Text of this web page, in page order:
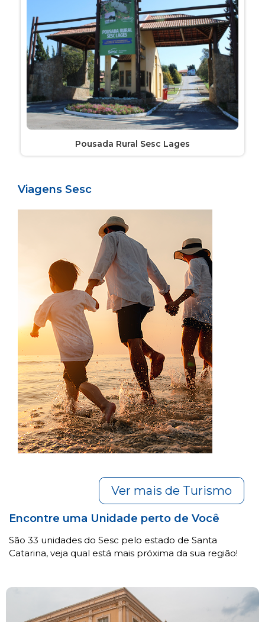
Pousada Rural Sesc Lages
Viagens Sesc
Ver mais de Turismo
Encontre uma Unidade perto de Você
São 33 unidades do Sesc pelo estado de Santa
Catarina, veja qual está mais próxima da sua região!